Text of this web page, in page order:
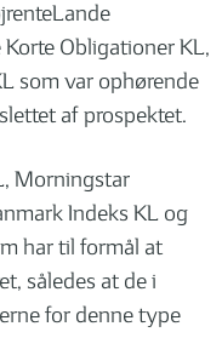
Obligationer KL,
som var ophørende
af prospektet.
Morningstar
Indeks KL og
har til formål at
således at de i
for denne type